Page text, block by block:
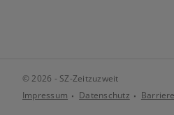
© 2026 - SZ-Zeitzuzweit
Impressum
Datenschutz